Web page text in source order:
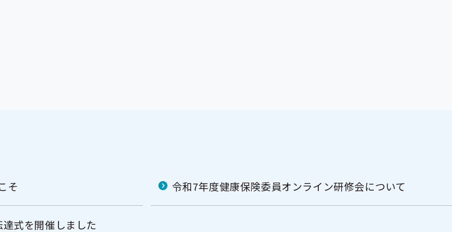
そ 令和7年度健康保険委員オンライン研修会について
式を開催しました